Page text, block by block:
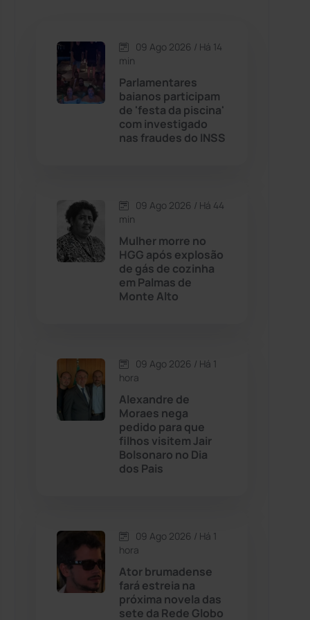
Caetité (1504)
Candiba
Cândido Sales (121)
Caturama
Chapada Diamantina (430)
Cordeiros
Dom Basílio
Érico Cardoso
Esportes
(24)
09 Ago 2026 / Há 14
min
Parlamentares
baianos participam
de 'festa da piscina'
com investigado
nas fraudes do INSS
09 Ago 2026 / Há 44
min
Mulher morre no
HGG após explosão
de gás de cozinha
em Palmas de
Monte Alto
09 Ago 2026 / Há 1
hora
Alexandre de
Moraes nega
pedido para que
filhos visitem Jair
Bolsonaro no Dia
dos Pais
09 Ago 2026 / Há 1
hora
Ator brumadense
fará estreia na
próxima novela das
sete da Rede Globo